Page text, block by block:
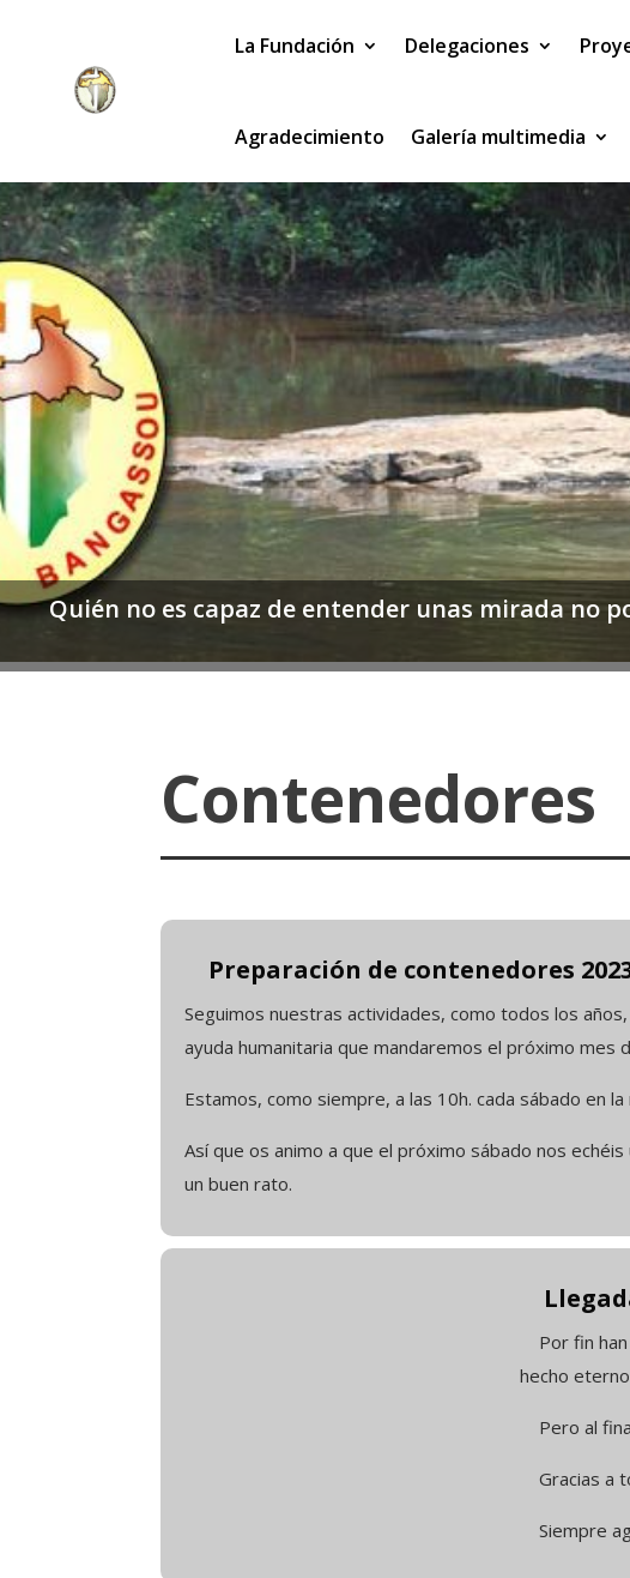
La Fundación Delegaciones
Agradecimiento Galería multimedia
Quién no es capaz de entender unas mirada no
Contenedores
Preparación de contenedores
Seguimos nuestras actividades, como todos los
ayuda humanitaria que mandaremos el próximo mes
Estamos, como siempre, a las 10h. cada sábado en la
Así que os animo a que el próximo sábado nos
un buen rato.
Por fin han
hecho
Pero al
Gracias a
Siempre